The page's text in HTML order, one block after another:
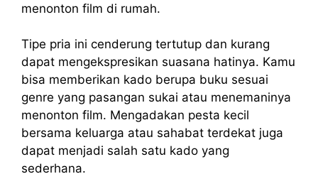
menonton film di rumah.
Tipe pria ini cenderung tertutup dan kurang
dapat mengekspresikan suasana hatinya. Kamu
bisa memberikan kado berupa buku sesuai
genre yang pasangan sukai atau menemaninya
menonton film. Mengadakan pesta kecil
bersama keluarga atau sahabat terdekat juga
dapat menjadi salah satu kado yang
sederhana.